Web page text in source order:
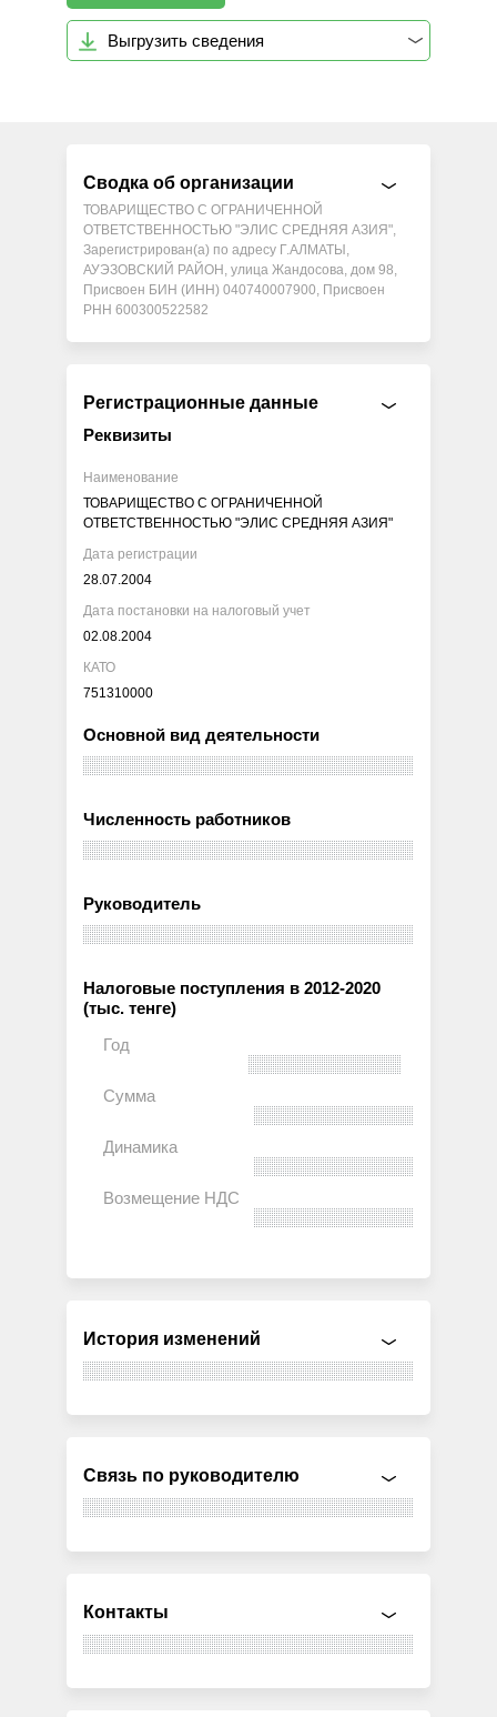
Выгрузить сведения
Сводка об организации
ТОВАРИЩЕСТВО С ОГРАНИЧЕННОЙ
ОТВЕТСТВЕННОСТЬЮ "ЭЛИС СРЕДНЯЯ АЗИЯ",
Зарегистрирован(а) по адресу Г.АЛМАТЫ,
АУЭЗОВСКИЙ РАЙОН, улица Жандосова, дом 98,
Присвоен БИН (ИНН) 040740007900, Присвоен
РНН 600300522582
Регистрационные данные
Реквизиты
Наименование
ТОВАРИЩЕСТВО С ОГРАНИЧЕННОЙ
ОТВЕТСТВЕННОСТЬЮ "ЭЛИС СРЕДНЯЯ АЗИЯ"
Дата регистрации
28.07.2004
Дата постановки на налоговый учет
02.08.2004
КАТО
751310000
Основной вид деятельности
Численность работников
Руководитель
Налоговые поступления в 2012-2020
(тыс. тенге)
История изменений
Связь по руководителю
Контакты